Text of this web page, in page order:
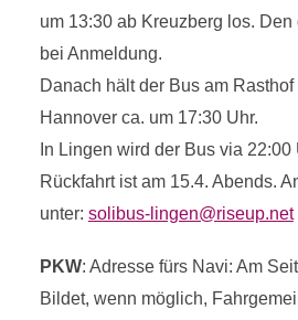
um 13:30 ab Kreuzberg los.
bei Anmeldung.
Danach hält der Bus am
Hannover ca. um 17:30 Uhr.
In Lingen wird der Bus via 22:00
Rückfahrt ist am 15.4. Abends.
unter: solibus-lingen@riseup.net
PKW: Adresse fürs Navi: Am
Bildet, wenn möglich,